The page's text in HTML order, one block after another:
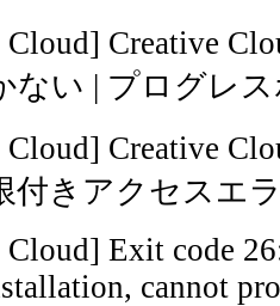
Cloud] Creative
ない | プログレ
Cloud] Creative
付きアクセスエ
Cloud] Exit code
cannot